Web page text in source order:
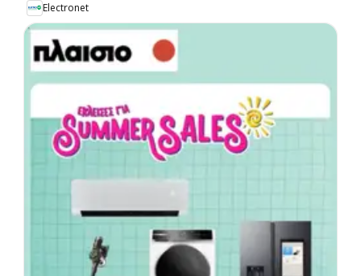
Electronet